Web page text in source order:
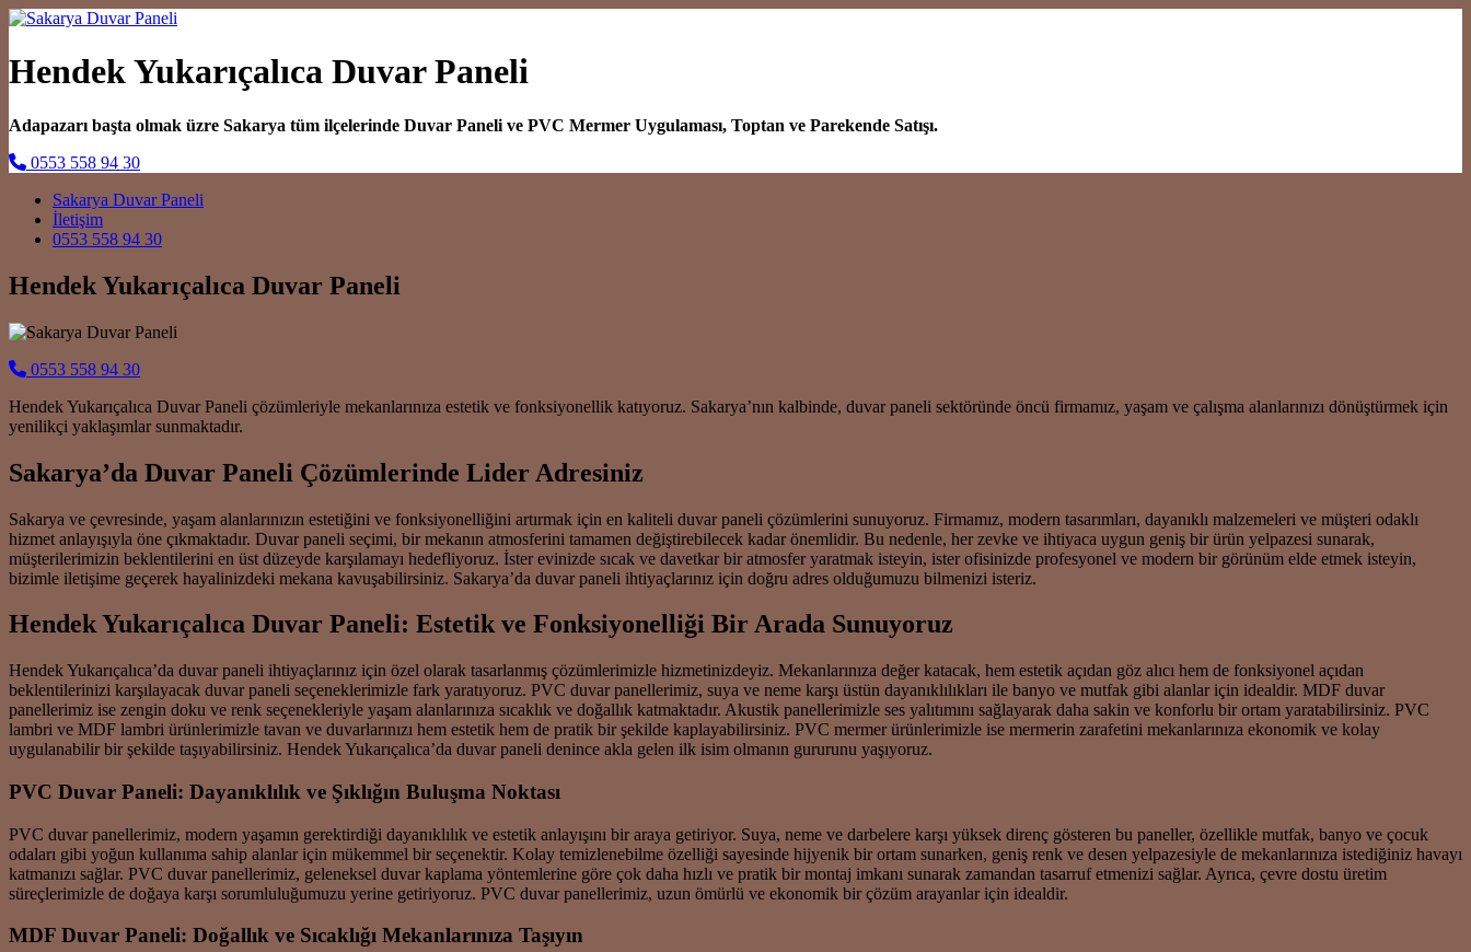
Hendek Yukarıçalıca Duvar Paneli
Adapazarı başta olmak üzre Sakarya tüm ilçelerinde Duvar Paneli ve PVC Mermer Uygulaması, Toptan ve Parekende Satışı.
0553 558 94 30
Main Navigation
Sakarya Duvar Paneli
İletişim
0553 558 94 30
Hendek Yukarıçalıca Duvar Paneli
0553 558 94 30
Hendek Yukarıçalıca Duvar Paneli çözümleriyle mekanlarınıza estetik ve fonksiyonellik katıyoruz. Sakarya’nın kalbinde, duvar paneli sektöründe öncü firmamız, yaşam ve çalışma alanlarınızı dönüştürmek için
yenilikçi yaklaşımlar sunmaktadır.
Sakarya’da Duvar Paneli Çözümlerinde Lider Adresiniz
Sakarya ve çevresinde, yaşam alanlarınızın estetiğini ve fonksiyonelliğini artırmak için en kaliteli duvar paneli çözümlerini sunuyoruz. Firmamız, modern tasarımları, dayanıklı malzemeleri ve müşteri odaklı
hizmet anlayışıyla öne çıkmaktadır. Duvar paneli seçimi, bir mekanın atmosferini tamamen değiştirebilecek kadar önemlidir. Bu nedenle, her zevke ve ihtiyaca uygun geniş bir ürün yelpazesi sunarak,
müşterilerimizin beklentilerini en üst düzeyde karşılamayı hedefliyoruz. İster evinizde sıcak ve davetkar bir atmosfer yaratmak isteyin, ister ofisinizde profesyonel ve modern bir görünüm elde etmek isteyin,
bizimle iletişime geçerek hayalinizdeki mekana kavuşabilirsiniz. Sakarya’da duvar paneli ihtiyaçlarınız için doğru adres olduğumuzu bilmenizi isteriz.
Hendek Yukarıçalıca Duvar Paneli: Estetik ve Fonksiyonelliği Bir Arada Sunuyoruz
Hendek Yukarıçalıca’da duvar paneli ihtiyaçlarınız için özel olarak tasarlanmış çözümlerimizle hizmetinizdeyiz. Mekanlarınıza değer katacak, hem estetik açıdan göz alıcı hem de fonksiyonel açıdan
beklentilerinizi karşılayacak duvar paneli seçeneklerimizle fark yaratıyoruz. PVC duvar panellerimiz, suya ve neme karşı üstün dayanıklılıkları ile banyo ve mutfak gibi alanlar için idealdir. MDF duvar
panellerimiz ise zengin doku ve renk seçenekleriyle yaşam alanlarınıza sıcaklık ve doğallık katmaktadır. Akustik panellerimizle ses yalıtımını sağlayarak daha sakin ve konforlu bir ortam yaratabilirsiniz. PVC
lambri ve MDF lambri ürünlerimizle tavan ve duvarlarınızı hem estetik hem de pratik bir şekilde kaplayabilirsiniz. PVC mermer ürünlerimizle ise mermerin zarafetini mekanlarınıza ekonomik ve kolay
uygulanabilir bir şekilde taşıyabilirsiniz. Hendek Yukarıçalıca’da duvar paneli denince akla gelen ilk isim olmanın gururunu yaşıyoruz.
PVC Duvar Paneli: Dayanıklılık ve Şıklığın Buluşma Noktası
PVC duvar panellerimiz, modern yaşamın gerektirdiği dayanıklılık ve estetik anlayışını bir araya getiriyor. Suya, neme ve darbelere karşı yüksek direnç gösteren bu paneller, özellikle mutfak, banyo ve çocuk
odaları gibi yoğun kullanıma sahip alanlar için mükemmel bir seçenektir. Kolay temizlenebilme özelliği sayesinde hijyenik bir ortam sunarken, geniş renk ve desen yelpazesiyle de mekanlarınıza istediğiniz havayı
katmanızı sağlar. PVC duvar panellerimiz, geleneksel duvar kaplama yöntemlerine göre çok daha hızlı ve pratik bir montaj imkanı sunarak zamandan tasarruf etmenizi sağlar. Ayrıca, çevre dostu üretim
süreçlerimizle de doğaya karşı sorumluluğumuzu yerine getiriyoruz. PVC duvar panellerimiz, uzun ömürlü ve ekonomik bir çözüm arayanlar için idealdir.
MDF Duvar Paneli: Doğallık ve Sıcaklığı Mekanlarınıza Taşıyın